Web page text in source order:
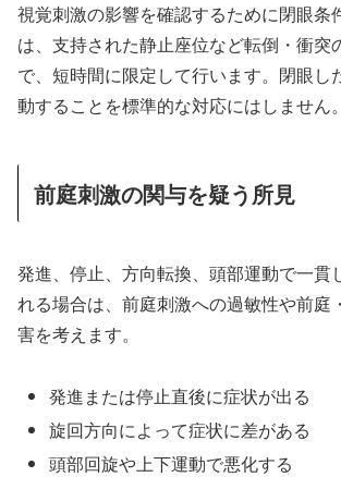
視覚刺激の影響を確認するために閉眼条
は、支持された静止座位など転倒・衝突
で、短時間に限定して行います。閉眼し
動することを標準的な対応にはしません。
前庭刺激の関与を疑う所見
発進、停止、方向転換、頭部運動で一貫
れる場合は、前庭刺激への過敏性や前庭
害を考えます。
発進または停止直後に症状が出る
旋回方向によって症状に差がある
頭部回旋や上下運動で悪化する